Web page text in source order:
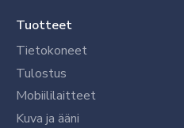
Tuotteet
Tietokoneet
Tulostus
Mobiililaitteet
Kuva ja ääni